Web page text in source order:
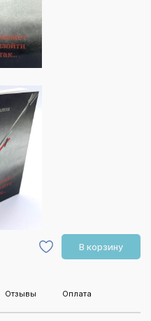
В корзину
Отзывы Оплата